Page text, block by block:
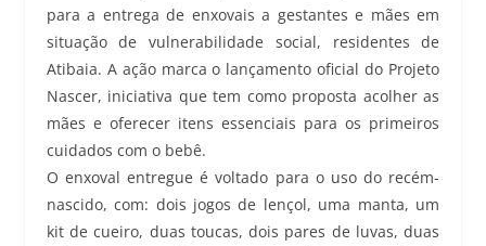
para a entrega de enxovais a gestantes e mães em
situação de vulnerabilidade social, residentes de
Atibaia. A ação marca o lançamento oficial do Projeto
Nascer, iniciativa que tem como proposta acolher as
mães e oferecer itens essenciais para os primeiros
cuidados com o bebê.
O enxoval entregue é voltado para o uso do recém-
nascido, com: dois jogos de lençol, uma manta, um
kit de cueiro, duas toucas, dois pares de luvas, duas